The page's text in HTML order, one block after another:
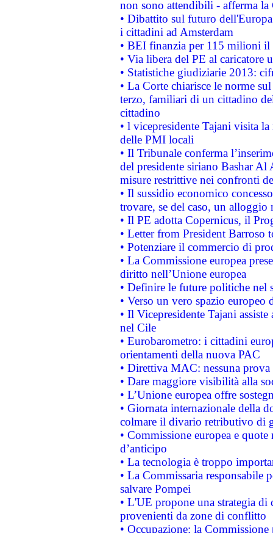
non sono attendibili - afferma la
• Dibattito sul futuro
i cittadini ad Amsterdam
• BEI finanzia per 115 milioni
• Via libera del PE al caricatore
• Statistiche giudiziarie 2013:
• La Corte chiarisce le norme
terzo, familiari di un cittadino
cittadino
• l vicepresidente Tajani visita
delle PMI locali
• Il Tribunale conferma
del presidente siriano Bashar Al
misure restrittive nei confronti
• Il sussidio economico
trovare, se del caso, un
• Il PE adotta Copernicus, il
• Letter from President Barroso
• Potenziare il commercio di
• La Commissione europea
diritto nell’Unione europea
• Definire le future politiche nel
• Verso un vero spazio
• Il Vicepresidente Tajani
nel Cile
• Eurobarometro: i cittadini
orientamenti della nuova PAC
• Direttiva MAC: nessuna
• Dare maggiore visibilità alla
• L’Unione europea offre
• Giornata internazionale della
colmare il divario retributivo di
• Commissione europea e
d’anticipo
• La tecnologia è troppo
• La Commissaria responsabile
salvare Pompei
• L'UE propone una strategia
provenienti da zone di conflitto
• Occupazione: la